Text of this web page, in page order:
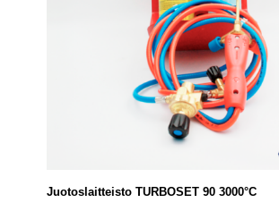
Juotoslaitteisto TURBOSET 90 3000°C